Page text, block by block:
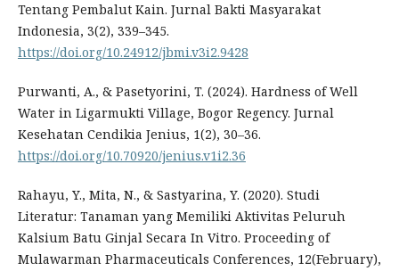
Tentang Pembalut Kain. Jurnal Bakti Masyarakat
Indonesia, 3(2), 339–345.
https://doi.org/10.24912/jbmi.v3i2.9428
Purwanti, A., & Pasetyorini, T. (2024). Hardness of Well
Water in Ligarmukti Village, Bogor Regency. Jurnal
Kesehatan Cendikia Jenius, 1(2), 30–36.
https://doi.org/10.70920/jenius.v1i2.36
Rahayu, Y., Mita, N., & Sastyarina, Y. (2020). Studi
Literatur: Tanaman yang Memiliki Aktivitas Peluruh
Kalsium Batu Ginjal Secara In Vitro. Proceeding of
Mulawarman Pharmaceuticals Conferences, 12(February),